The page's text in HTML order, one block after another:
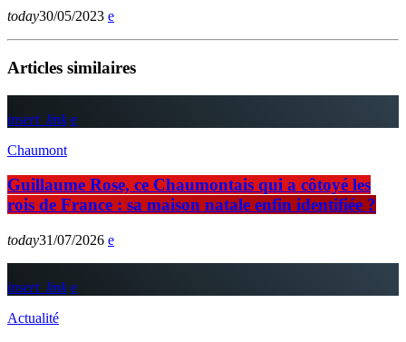
today30/05/2023
Articles similaires
insert_link
Chaumont
Guillaume Rose, ce Chaumontais qui a côtoyé les
rois de France : sa maison natale enfin identifiée ?
today31/07/2026
insert_link
Actualité